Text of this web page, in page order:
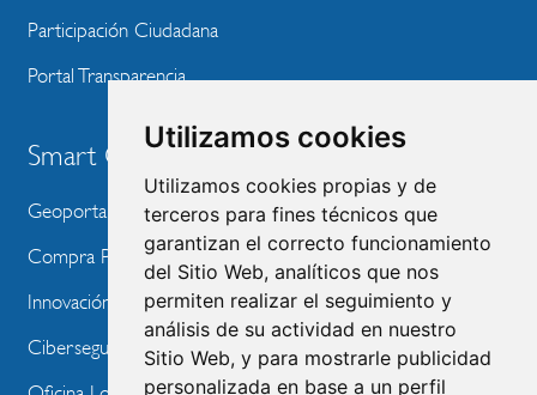
Utilizamos cookies
Utilizamos cookies propias y de
terceros para fines técnicos que
garantizan el correcto funcionamiento
del Sitio Web, analíticos que nos
permiten realizar el seguimiento y
análisis de su actividad en nuestro
Sitio Web, y para mostrarle publicidad
personalizada en base a un perfil
Participación Ciudadana
Portal Transparencia
Smart City
Geoportal
Compra Pública de Innovación
Innovación Tecnológica
Ciberseguridad